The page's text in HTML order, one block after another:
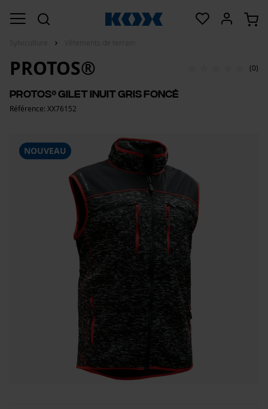
NOUVEAU
PROTOS® (0)
PROTOS® Gilet Inuit Gris foncé
Référence: XX76152